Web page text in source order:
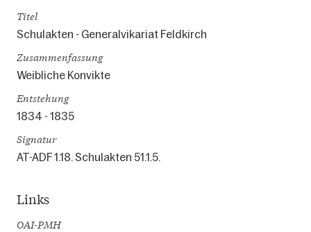
Titel
Schulakten - Generalvikariat Feldkirch
Zusammenfassung
Weibliche Konvikte
Entstehung
1834 - 1835
Signatur
AT-ADF 1.18. Schulakten 51.1.5.
Links
OAI-PMH